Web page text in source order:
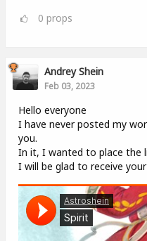
0 props
Andrey Shein
Feb 03, 2023
Hello everyone
I have never posted my
you.
In it, I wanted to place the
I will be glad to receive